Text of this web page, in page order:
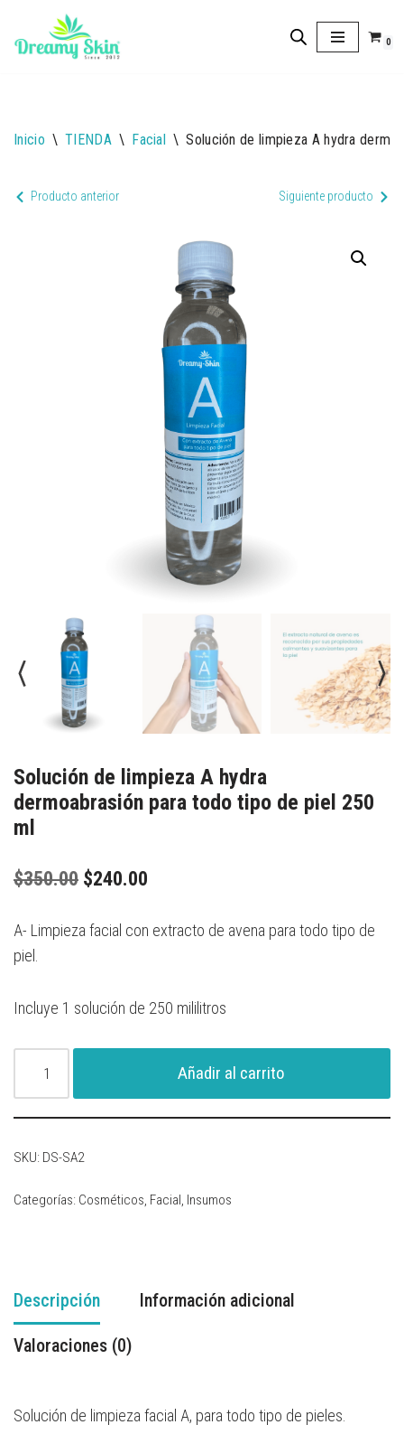
Saltar
0
Inicio \ TIENDA \ Facial \ Solución de limpieza A hydra
Producto anterior Siguiente producto
Solución de limpieza A hydra
dermoabrasión para todo tipo de piel 250
ml
$350.00 $240.00
A- Limpieza facial con extracto de avena para todo tipo de
piel.
Incluye 1 solución de 250 mililitros
Añadir al carrito
SKU: DS-SA2
Categorías: Cosméticos, Facial, Insumos
Descripción Información adicional
Valoraciones (0)
Solución de limpieza facial A, para todo tipo de pieles.